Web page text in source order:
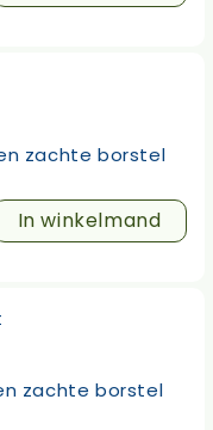
zachte borstel
In winkelmand
zachte borstel